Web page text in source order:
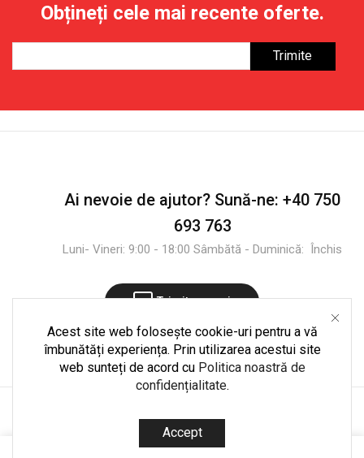
Electrică
Display
-
Desigilat
cu
LCD
500W
Desigilat
Obțineți cele mai recente oferte.
Ai nevoie de ajutor? Sună-ne: +40 750
693 763
Luni- Vineri: 9:00 - 18:00 Sâmbătă - Duminică: Închis
Trimite mesaj
CultShop.ro. Dezvoltare și mentenanță
codedpro.ro
Acest site web folosește cookie-uri pentru a vă
îmbunătăți experiența. Prin utilizarea acestui site
web sunteți de acord cu Politica noastră de
confidențialitate.
Accept